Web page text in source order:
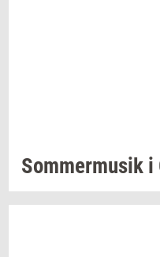
Som­mer­mu­sik i